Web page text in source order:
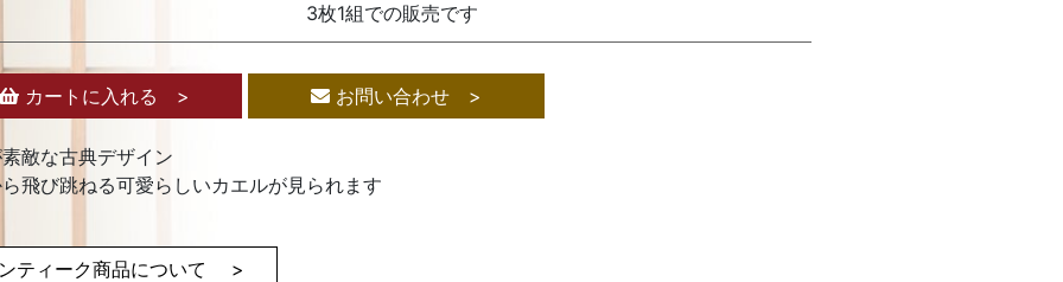
3枚1組での販売です
カートに入れる > お問い合わせ >
敵な古典デザイン
飛び跳ねる可愛らしいカエルが見られます
ティーク商品について >